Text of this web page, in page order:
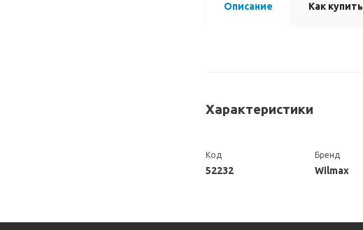
Описание Как купить
Характеристики
Код
52232
Бренд
Wilmax